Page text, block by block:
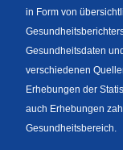
Fußzeile
in Form von
Gesundheitsdaten
verschiedenen
Erhebungen der
auch Erhebungen
Gesundheitsbereich.